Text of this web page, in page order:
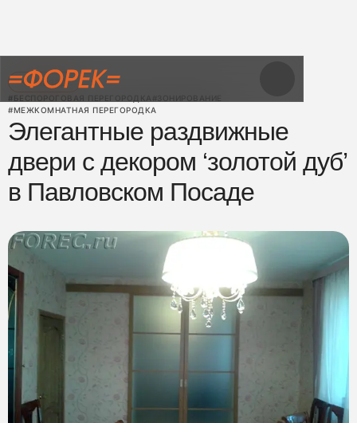
← Назад
#БЕСПОРОГОВАЯ ПЕРЕГОРОДКА
#ЗОНИРОВАНИЕ
#МЕЖКОМНАТНАЯ ПЕРЕГОРОДКА
Элегантные раздвижные
двери с декором ‘золотой дуб’
в Павловском Посаде